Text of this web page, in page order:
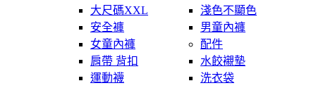
大尺碼XXL
淺色不顯色
安全褲
男童內褲
女童內褲
配件
肩帶 背扣
水餃襯墊
運動襪
洗衣袋